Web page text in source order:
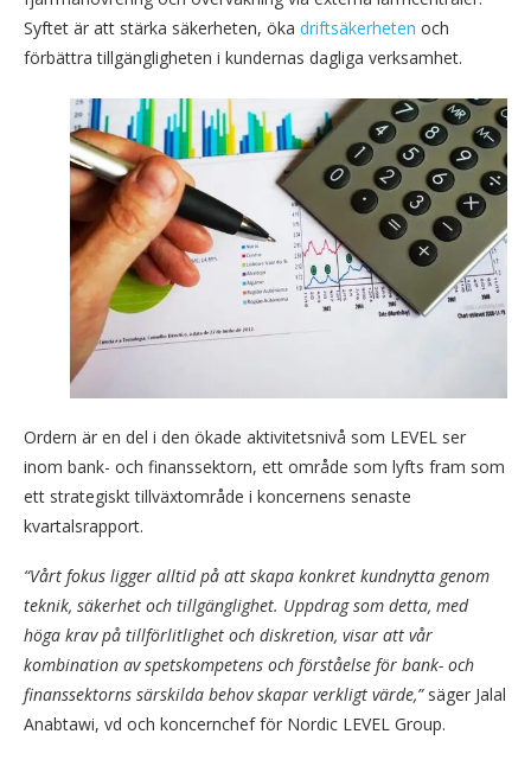
Syftet är att stärka säkerheten, öka driftsäkerheten och
förbättra tillgängligheten i kundernas dagliga verksamhet.
Ordern är en del i den ökade aktivitetsnivå som LEVEL ser
inom bank- och finanssektorn, ett område som lyfts fram som
ett strategiskt tillväxtområde i koncernens senaste
kvartalsrapport.
“Vårt fokus ligger alltid på att skapa konkret kundnytta genom
teknik, säkerhet och tillgänglighet. Uppdrag som detta, med
höga krav på tillförlitlighet och diskretion, visar att vår
kombination av spetskompetens och förståelse för bank- och
finanssektorns särskilda behov skapar verkligt värde,”säger Jalal
Anabtawi, vd och koncernchef för Nordic LEVEL Group.